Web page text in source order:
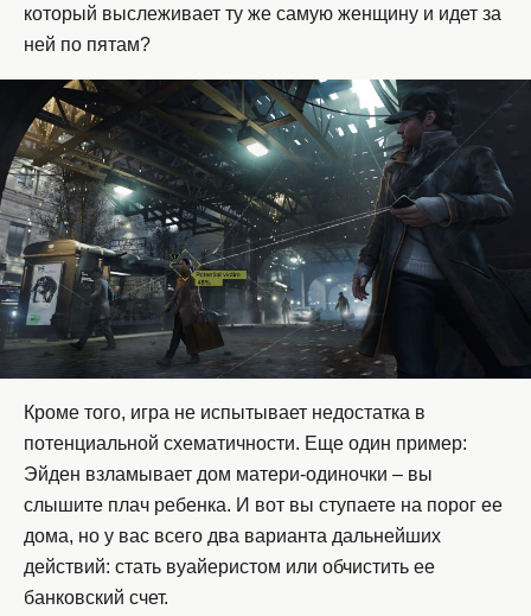
который выслеживает ту же самую женщину и идет за
ней по пятам?
Кроме того, игра не испытывает недостатка в
потенциальной схематичности. Еще один пример:
Эйден взламывает дом матери-одиночки – вы
слышите плач ребенка. И вот вы ступаете на порог ее
дома, но у вас всего два варианта дальнейших
действий: стать вуайеристом или обчистить ее
банковский счет.